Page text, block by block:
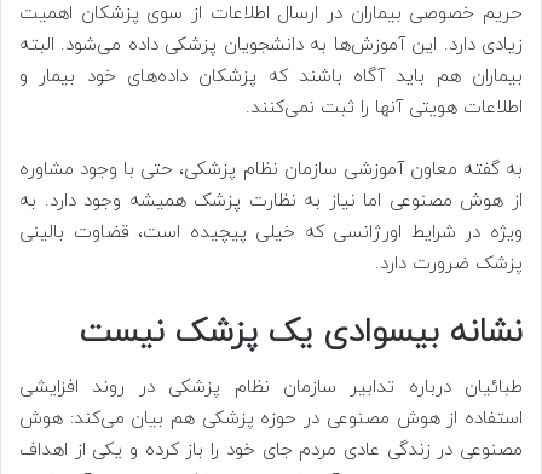
حریم خصوصی بیماران در ارسال اطلاعات از سوی پزشکان اهمیت
زیادی دارد. این آموزش‌ها به دانشجویان پزشکی داده می‌شود. البته
بیماران هم باید آگاه باشند که پزشکان داده‌های خود بیمار و
اطلاعات هویتی آنها را ثبت نمی‌کنند.
به گفته معاون آموزشی سازمان نظام پزشکی، حتی با وجود مشاوره
از هوش‌ مصنوعی اما نیاز به نظارت پزشک همیشه وجود دارد. به
ویژه در شرایط اورژانسی که خیلی پیچیده است، قضاوت بالینی
پزشک ضرورت دارد.
نشانه بیسوادی یک پزشک نیست
طبائیان درباره تدابیر سازمان نظام پزشکی در روند افزایشی
استفاده از هوش مصنوعی در حوزه پزشکی هم بیان می‌کند: هوش
مصنوعی در زندگی عادی مردم جای خود را باز کرده و یکی از اهداف